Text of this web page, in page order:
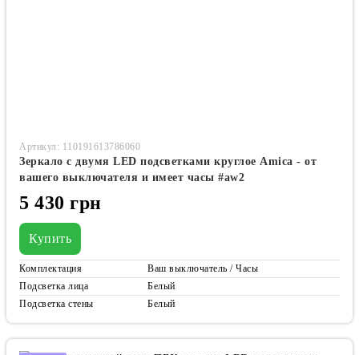
Артикул: 110191613786060
Зеркало с двумя LED подсветками круглое Amica - от
вашего выключателя и имеет часы #aw2
5 430 грн
Купить
Комплектация
Ваш выключатель / Часы
Подсветка лица
Белый
Подсветка стены
Белый